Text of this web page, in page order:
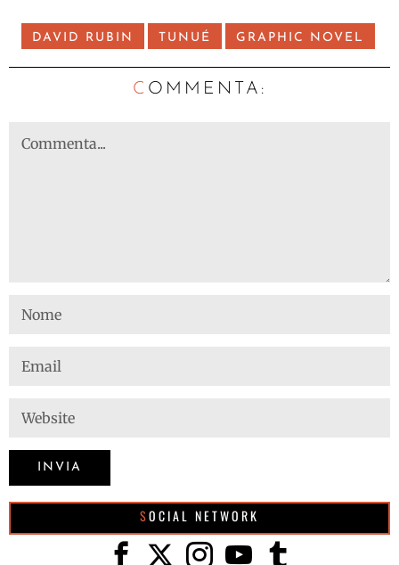
DAVID RUBIN TUNUÉ GRAPHIC NOVEL
C OMMENTA:
SOCIAL NETWORK